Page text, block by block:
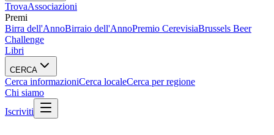
TrovaAssociazioni
Premi
Birra dell'AnnoBirraio dell'AnnoPremio CerevisiaBrussels Beer
Challenge
Libri
CERCA
Cerca informazioniCerca localeCerca per regione
Chi siamo
Iscriviti